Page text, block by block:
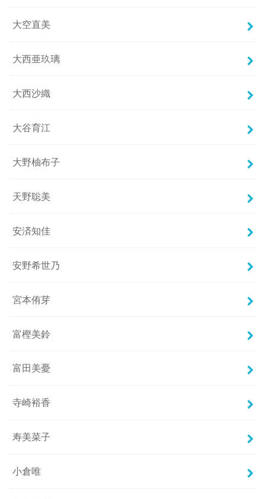
大空直美
大西亜玖璃
大西沙織
大谷育江
大野柚布子
天野聡美
安済知佳
安野希世乃
宮本侑芽
富樫美鈴
富田美憂
寺崎裕香
寿美菜子
小倉唯